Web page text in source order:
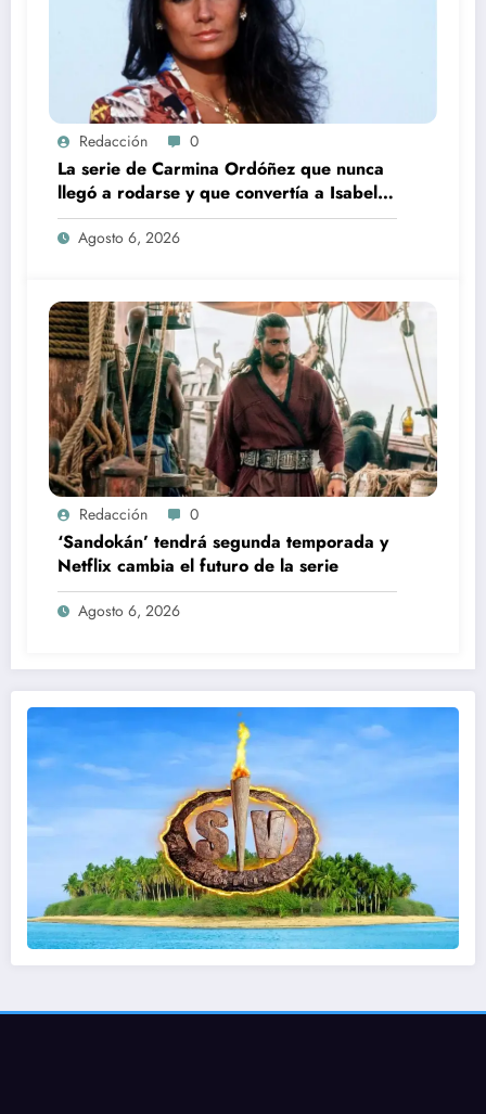
Redacción 0
La serie de Carmina Ordóñez que nunca
llegó a rodarse y que convertía a Isabel
Pantoja en la gran antagonista
Agosto 6, 2026
Redacción 0
‘Sandokán’ tendrá segunda temporada y
Netflix cambia el futuro de la serie
Agosto 6, 2026